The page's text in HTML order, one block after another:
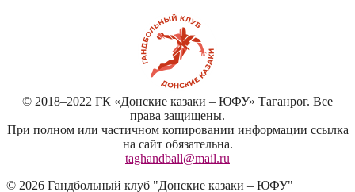
© 2018–2022 ГК «Донские казаки – ЮФУ» Таганрог. Все
права защищены.
При полном или частичном копировании информации ссылка
на сайт обязательна.
taghandball@mail.ru
© 2026 Гандбольный клуб "Донские казаки – ЮФУ"